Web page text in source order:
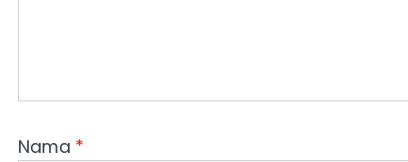
Nama *